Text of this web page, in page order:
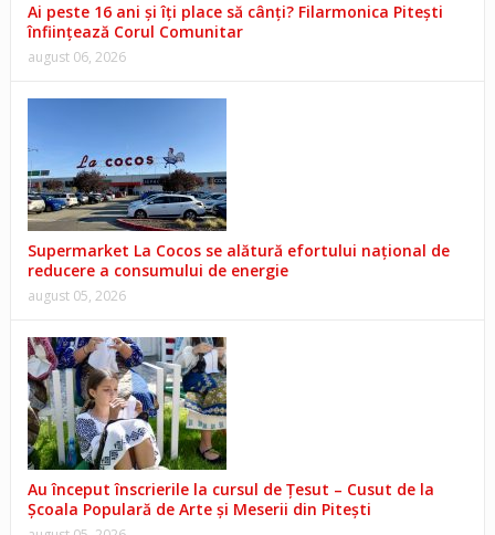
Ai peste 16 ani și îți place să cânți? Filarmonica Pitești
înființează Corul Comunitar
august 06, 2026
Supermarket La Cocos se alătură efortului național de
reducere a consumului de energie
august 05, 2026
Au început înscrierile la cursul de Țesut – Cusut de la
Școala Populară de Arte și Meserii din Pitești